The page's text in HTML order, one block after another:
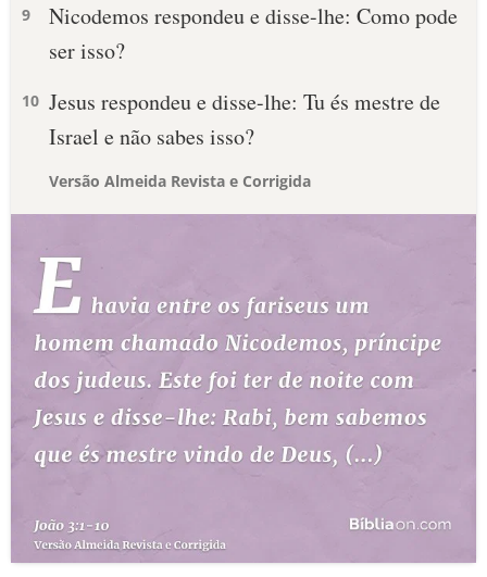
9
Nicodemos respondeu e disse-lhe: Como pode
ser isso?
10 Jesus respondeu e disse-lhe: Tu és mestre de
Israel e não sabes isso?
Versão Almeida Revista e Corrigida